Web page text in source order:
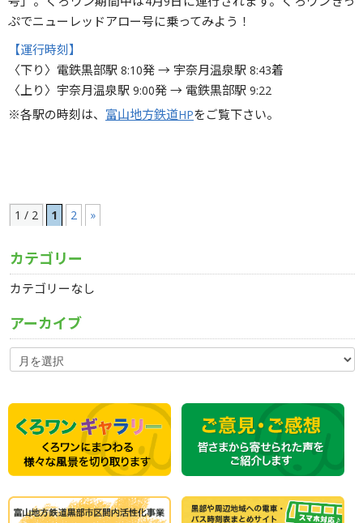
ぷでニューレッドアロー号に乗ってみよう！
【運行時刻】
〈下り〉電鉄黒部駅 8:10発 → 宇奈月温泉駅 8:43着
〈上り〉宇奈月温泉駅 9:00発 → 電鉄黒部駅 9:22
※各駅の時刻は、 富山地方鉄道HPをご覧下さい。
1 / 2 1 2 »
カテゴリー
カテゴリーなし
アーカイブ
ア
ー
イ
ブ